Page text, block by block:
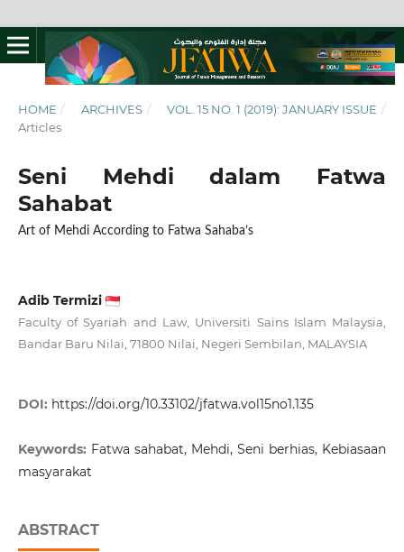
HOME / ARCHIVES / VOL. 15 NO. 1 (2019): JANUARY ISSUE /
Articles
Seni Mehdi dalam Fatwa
Sahabat
Art of Mehdi According to Fatwa Sahaba’s
Adib Termizi
Faculty of Syariah and Law, Universiti Sains Islam Malaysia,
Bandar Baru Nilai, 71800 Nilai, Negeri Sembilan, MALAYSIA
DOI: https://doi.org/10.33102/jfatwa.vol15no1.135
Keywords: Fatwa sahabat, Mehdi, Seni berhias, Kebiasaan
masyarakat
ABSTRACT